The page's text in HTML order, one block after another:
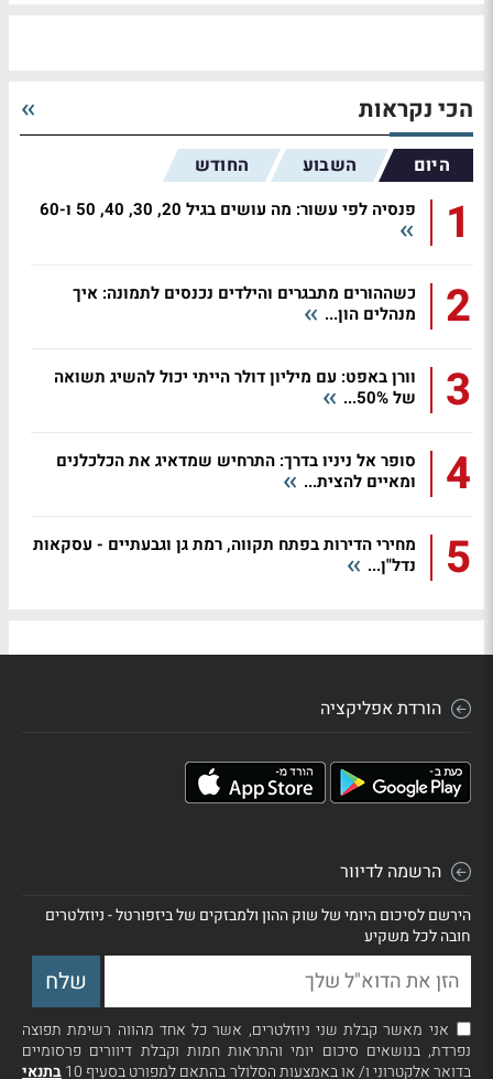
הכי נקראות
היום השבוע החודש
1 פנסיה לפי עשור: מה עושים בגיל 20, 30, 40, 50 ו-60
2
כשההורים מתבגרים והילדים נכנסים לתמונה: איך
מנהלים הון...
3
וורן באפט: עם מיליון דולר הייתי יכול להשיג תשואה
של 50%...
4
סופר אל ניניו בדרך: התרחיש שמדאיג את הכלכלנים
ומאיים להצית...
5
מחירי הדירות בפתח תקווה, רמת גן וגבעתיים - עסקאות
נדל"ן...
הורדת אפליקציה
הרשמה לדיוור
הירשם לסיכום היומי של שוק ההון ולמבזקים של ביזפורטל - ניוזלטרים
חובה לכל משקיע
אני מאשר קבלת שני ניוזלטרים, אשר כל אחד מהווה רשימת תפוצה
נפרדת, בנושאים סיכום יומי והתראות חמות וקבלת דיוורים פרסומיים
בדואר אלקטרוני ו/ או באמצעות הסלולר בהתאם למפורט בסעיף 10
בתנאי